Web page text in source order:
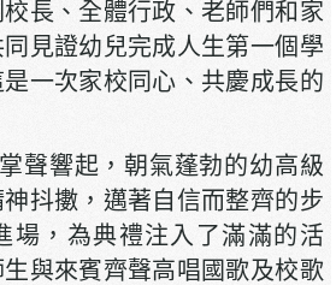
長、全體行政、老師們和家
見證幼兒完成人生第一個學
一次家校同心、共慶成長的
響起，朝氣蓬勃的幼高級
抖擻，邁著自信而整齊的步
場，為典禮注入了滿滿的活
與來賓齊聲高唱國歌及校歌